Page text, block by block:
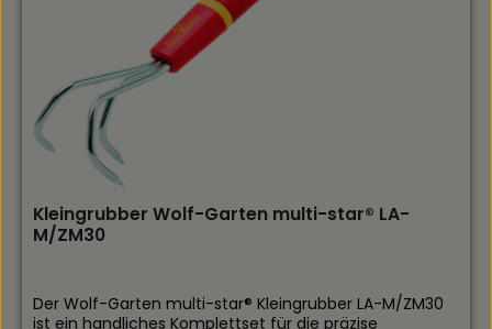
Grubber BE-M erzielen Sie lockere, krümelige Erde mit
minimalem Kraftaufwand – für gesundes
Pflanzenwachstum und reiche Ernten in Profi-Qualität.
Kleingrubber Wolf-Garten multi-star® LA-
M/ZM30
Der Wolf-Garten multi-star® Kleingrubber LA-M/ZM30
ist ein handliches Komplettset für die präzise